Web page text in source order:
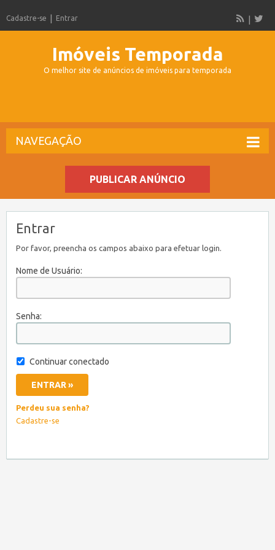
Cadastre-se Entrar
Imóveis Temporada
O melhor site de anúncios de imóveis para temporada
NAVEGAÇÃO
PUBLICAR ANÚNCIO
Entrar
Por favor, preencha os campos abaixo para efetuar login.
Nome de Usuário:
Senha:
Continuar conectado
Perdeu sua senha?
Cadastre-se